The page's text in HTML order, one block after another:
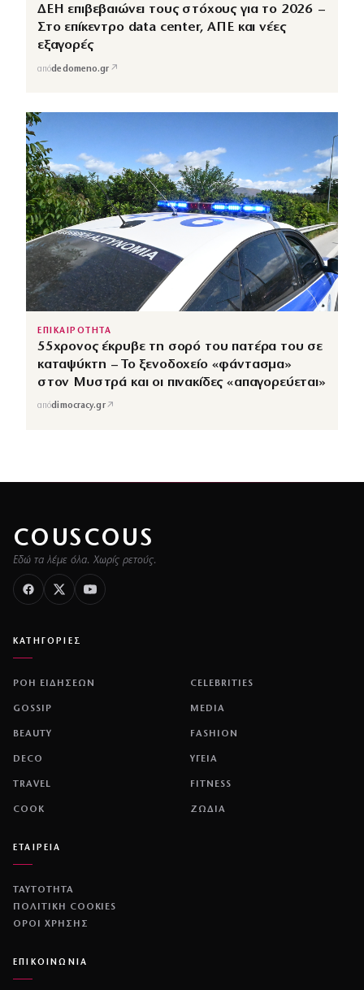
ΔΕΗ επιβεβαιώνει τους στόχους για το 2026 –
Στο επίκεντρο data center, ΑΠΕ και νέες
εξαγορές
απόdedomeno.gr ↗
ΕΠΙΚΑΙΡΟΤΗΤΑ
55χρονος έκρυβε τη σορό του πατέρα του σε
καταψύκτη – Το ξενοδοχείο «φάντασμα»
στον Μυστρά και οι πινακίδες «απαγορεύεται»
απόdimocracy.gr↗
COUSCOUS
Εδώ τα λέμε όλα. Χωρίς ρετούς.
ΚΑΤΗΓΟΡΙΕΣ
ΡΟΗ ΕΙΔΗΣΕΩΝ CELEBRITIES
GOSSIP MEDIA
BEAUTY FASHION
DECO ΥΓΕΙΑ
TRAVEL FITNESS
COOK ΖΩΔΙΑ
ΕΤΑΙΡΕΙΑ
ΤΑΥΤΟΤΗΤΑ
ΠΟΛΙΤΙΚΉ COOKIES
ΌΡΟΙ ΧΡΉΣΗΣ
ΕΠΙΚΟΙΝΩΝΙΑ